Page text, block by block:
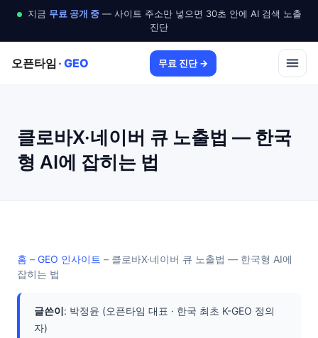
지금 무료 공개 중— 사이트 주소만 넣으면 30초 안에 AI 검색 노출
진단
오픈타임 · GEO 무료 진단 →
클로바X·네이버 큐 노출법 — 한국
형 AI에 잡히는 법
홈 – GEO 인사이트 – 클로바X·네이버 큐 노출법 — 한국형 AI에
잡히는 법
글쓴이: 박정윤 (오픈타임 대표 · 한국 최초 K-GEO 정의
자)